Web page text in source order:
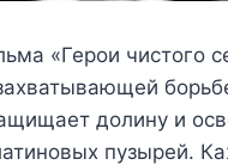
«Герои чистого
долину и
пузырей.